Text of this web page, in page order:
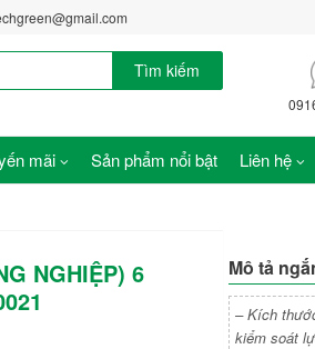
Tìm kiếm
mãi Sản phẩm nổi bật Liên hệ
NGHIỆP) 6
Mô tả
– Kích
kiểm soát